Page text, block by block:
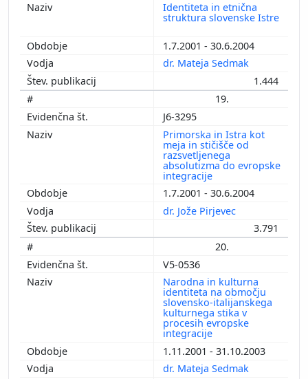
Identiteta in etnična
struktura slovenske Istre
1.7.2001 - 30.6.2004
dr. Mateja Sedmak
1.444
19.
J6-3295
Primorska in Istra kot
meja in stičišče od
razsvetljenega
absolutizma do evropske
integracije
1.7.2001 - 30.6.2004
dr. Jože Pirjevec
3.791
20.
V5-0536
Narodna in kulturna
identiteta na območju
slovensko-italijanskega
kulturnega stika v
procesih evropske
integracije
1.11.2001 - 31.10.2003
dr. Mateja Sedmak